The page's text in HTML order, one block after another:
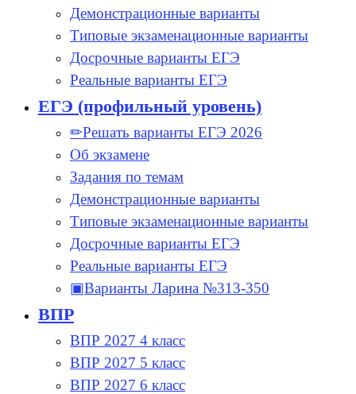
Демонстрационные варианты
Типовые экзаменационные варианты
Досрочные варианты ЕГЭ
Реальные варианты ЕГЭ
ЕГЭ (профильный уровень)
✏Решать варианты ЕГЭ 2026
Об экзамене
Задания по темам
Демонстрационные варианты
Типовые экзаменационные варианты
Досрочные варианты ЕГЭ
Реальные варианты ЕГЭ
▣Варианты Ларина №313-350
ВПР
ВПР 2027 4 класс
ВПР 2027 5 класс
ВПР 2027 6 класс